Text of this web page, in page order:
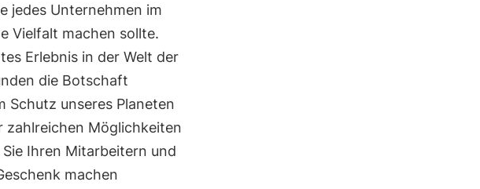
jedes Unternehmen im
Vielfalt machen sollte.
Erlebnis in der Welt der
die Botschaft
Schutz unseres Planeten
zahlreichen Möglichkeiten
Ihren Mitarbeitern und
machen